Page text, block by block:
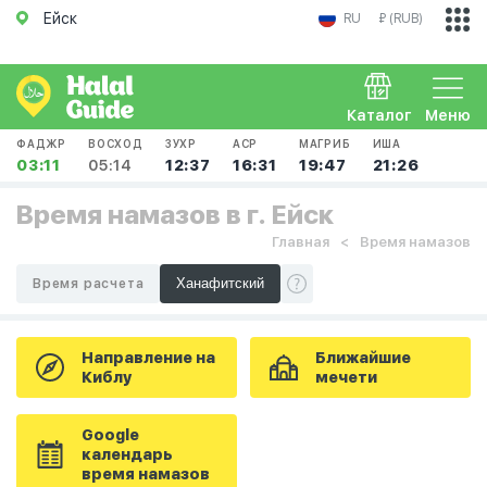
Ейск RU ₽ (RUB)
Меню
Каталог
ФАДЖР
03:11
ВОСХОД
05:14
ЗУХР
12:37
АСР
16:31
МАГРИБ
19:47
ИША
21:26
Время намазов в г. Ейск
Главная Время намазов
Время расчета
Направление на
Киблу
Ближайшие
мечети
Google
календарь
время намазов